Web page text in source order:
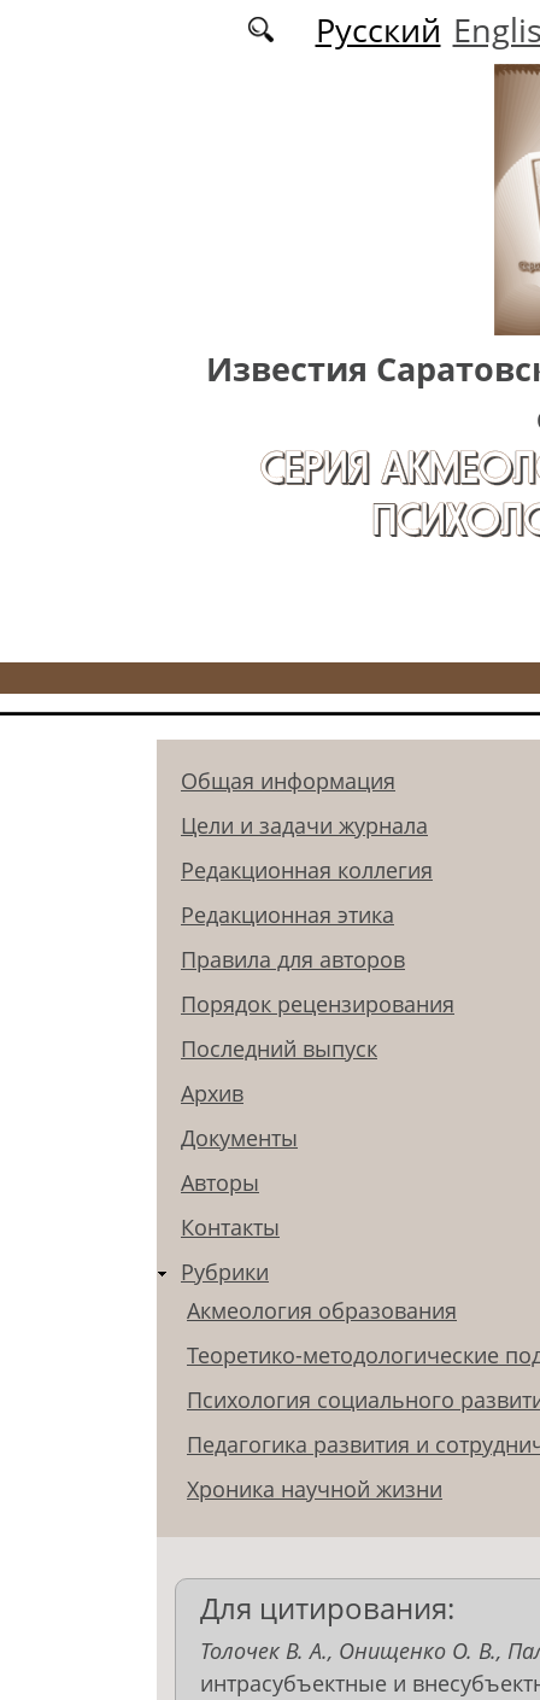
Перейти к основному содержаниюРусский
Известия
СЕРИЯ
Общая информация
Цели и задачи журнала
Редакционная коллегия
Редакционная этика
Правила для авторов
Порядок рецензирования
Последний выпуск
Архив
Документы
Авторы
Контакты
Рубрики
Акмеология образования
Теоретико-методологические
Психология социального
Педагогика развития и
Хроника научной жизни
Для цитирования:
Толочек В. А., Онищенко О. В.,
интрасубъектные и